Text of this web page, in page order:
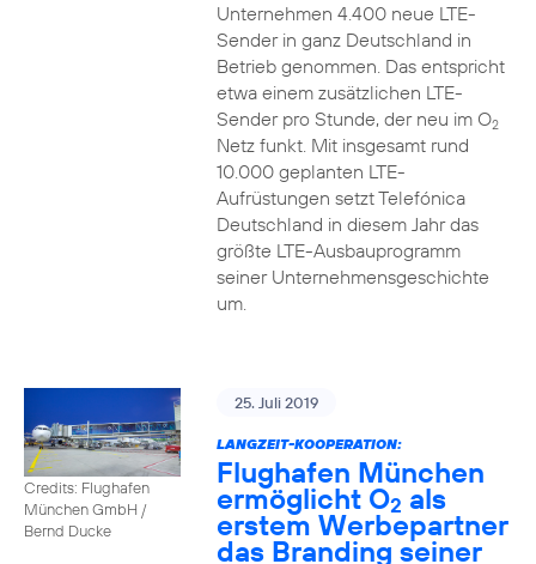
Unternehmen 4.400 neue LTE-
Sender in ganz Deutschland in
Betrieb genommen. Das entspricht
etwa einem zusätzlichen LTE-
Sender pro Stunde, der neu im O2
Netz funkt. Mit insgesamt rund
10.000 geplanten LTE-
Aufrüstungen setzt Telefónica
Deutschland in diesem Jahr das
größte LTE-Ausbauprogramm
seiner Unternehmensgeschichte
um.
Credits: Flughafen
München GmbH /
Bernd Ducke
25. Juli 2019
LANGZEIT-KOOPERATION:
Flughafen München
ermöglicht O2 als
erstem Werbepartner
das Branding seiner